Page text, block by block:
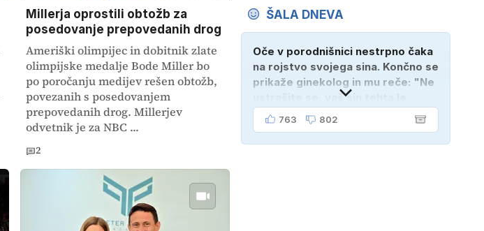
Millerja oprostili obtožb za
posedovanje prepovedanih drog
Ameriški olimpijec in dobitnik zlate
olimpijske medalje Bode Miller bo
po poročanju medijev rešen obtožb,
povezanih s posedovanjem
prepovedanih drog. Millerjev
odvetnik je za NBC ...
2
ŠALA DNEVA
Oče v porodnišnici nestrpno čaka
na rojstvo svojega sina. Končno se
prikaže ginekolog in mu reče: "Ne
ustrašite se, vaš sin tehta le
dober kilogram!" "Nič čudnega,
gospod doktor, saj se z ženo
poznava šele tri mesece."
763 802